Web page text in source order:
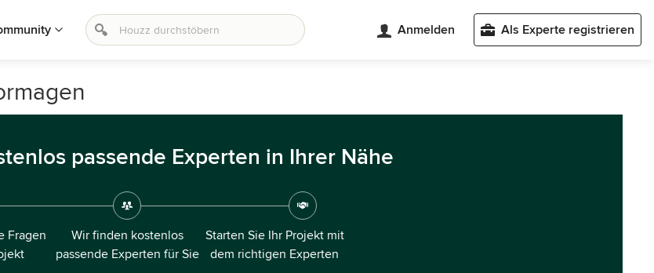
Anmelden Als Experte registrieren
passende Experten in Ihrer Nähe
Fragen
Wir finden kostenlos
passende Experten für Sie
Starten Sie Ihr Projekt mit
dem richtigen Experten